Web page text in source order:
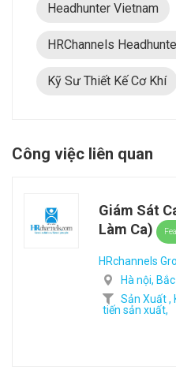
Headhunter Vietnam
HRChannels
Kỹ Sư Thiết Kế Cơ Khí
Công việc liên quan
Giám Sát
Làm Ca)
HRchannels
Hà nội,
Sản Xuất ,
tiến sản xuất,